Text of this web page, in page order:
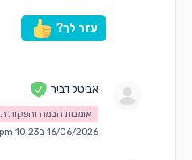
עזר לך?
אביטל דביר
אומנות הבמה והפקות
16/06/2026 ב10:23 pm